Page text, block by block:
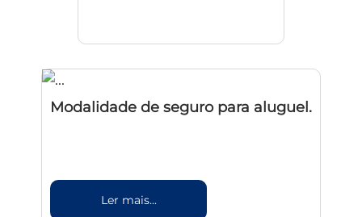
Modalidade de seguro para aluguel.
Ler mais...